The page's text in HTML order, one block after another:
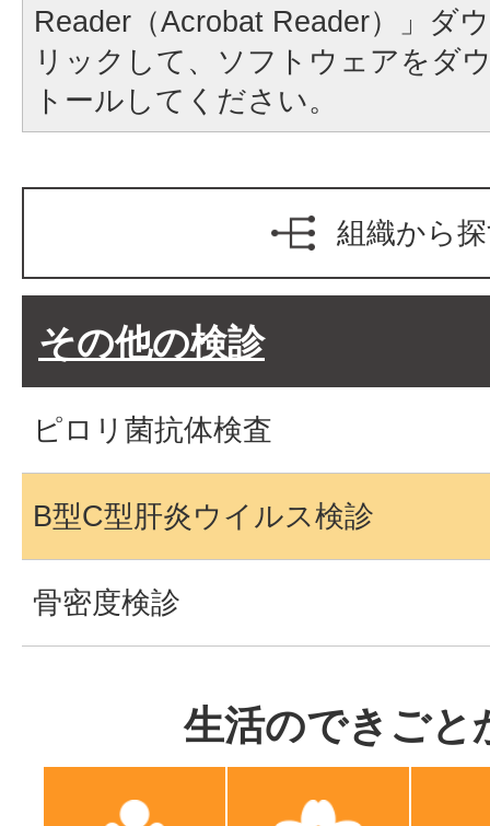
Reader（Acrobat Reader）」ダ
リックして、ソフトウェアをダ
トールしてください。
組織から
その他の検診
ピロリ菌抗体検査
B型C型肝炎ウイルス検診
骨密度検診
生活のできごと